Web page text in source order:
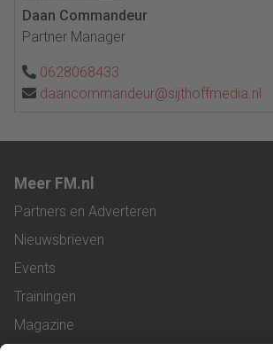
Daan Commandeur
Partner Manager
0628068433
daancommandeur@sijthoffmedia.nl
Meer FM.nl
Partners en Adverteren
Nieuwsbrieven
Events
Trainingen
Magazine